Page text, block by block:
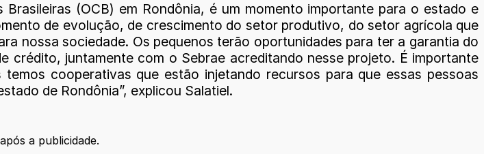
(OCB) em Rondônia, é um momento importante para o estado e
de evolução, de crescimento do setor produtivo, do setor agrícola que
nossa sociedade. Os pequenos terão oportunidades para ter a garantia do
crédito, juntamente com o Sebrae acreditando nesse projeto. É importante
cooperativas que estão injetando recursos para que essas pessoas
de Rondônia”, explicou Salatiel.
a publicidade.